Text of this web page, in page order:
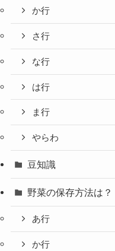
か行
さ行
な行
は行
ま行
やらわ
豆知識
野菜の保存方法は？
あ行
か行